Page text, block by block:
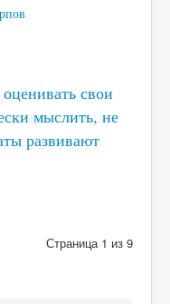
свои
мыслить, не
развивают
Страница 1 из 9